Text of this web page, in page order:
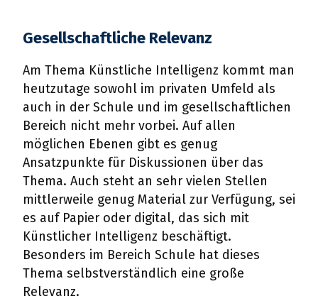
Gesellschaftliche Relevanz
Am Thema Künstliche Intelligenz kommt man
heutzutage sowohl im privaten Umfeld als
auch in der Schule und im gesellschaftlichen
Bereich nicht mehr vorbei. Auf allen
möglichen Ebenen gibt es genug
Ansatzpunkte für Diskussionen über das
Thema. Auch steht an sehr vielen Stellen
mittlerweile genug Material zur Verfügung, sei
es auf Papier oder digital, das sich mit
Künstlicher Intelligenz beschäftigt.
Besonders im Bereich Schule hat dieses
Thema selbstverständlich eine große
Relevanz.